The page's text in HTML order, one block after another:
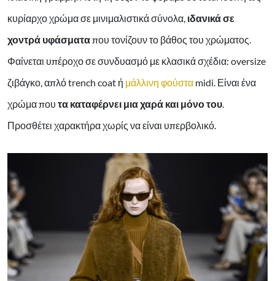
κυρίαρχο χρώμα σε μινιμαλιστικά σύνολα, ιδανικά σε
χοντρά υφάσματαπου τονίζουν το βάθος του χρώματος.
Φαίνεται υπέροχο σε συνδυασμό με κλασικά σχέδια: oversize
ζιβάγκο, απλό trench coat ή μάλλινη φούστα midi. Είναι ένα
χρώμα που τα καταφέρνει μια χαρά και μόνο του.
Προσθέτει χαρακτήρα χωρίς να είναι υπερβολικό.